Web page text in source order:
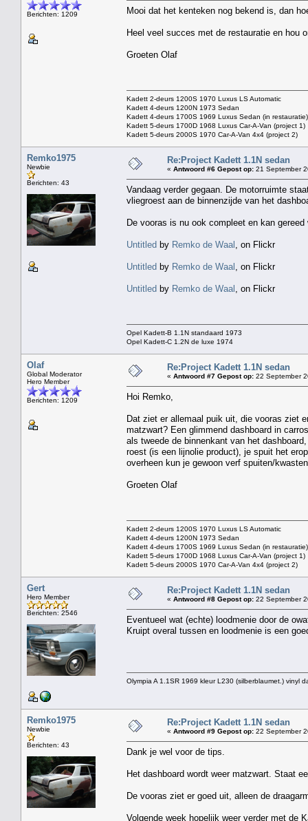
Berichten: 1209 Mooi dat het kenteken nog bekend is, dan
Heel veel succes met de restauratie en hou
Groeten Olaf
Kadett 2-deurs 1200S 1970 Luxus LS Automatic
Kadett 4-deurs 1200N 1973 Sedan
Kadett 4-deurs 1700S 1969 Luxus Sedan (in restauratie)
Kadett 5-deurs 1700D 1968 Luxus Car-A-Van (project 1)
Kadett 5-deurs 2000S 1970 Car-A-Van 4x4 (project 2)
Remko1975
Newbie
Berichten: 43
Re:Project Kadett 1.1N sedan
« Antwoord #6 Gepost op: 21 September
Vandaag verder gegaan. De motorruimte
vliegroest aan de binnenzijde van het
De vooras is nu ook compleet en kan
Untitled by Remko de Waal , on Flickr
Untitled by Remko de Waal , on Flickr
Untitled by Remko de Waal , on Flickr
Opel Kadett-B 1.1N standaard 1973
Opel Kadett-C 1.2N de luxe 1974
Olaf
Global Moderator
Hero Member
Berichten: 1209
Re:Project Kadett 1.1N sedan
« Antwoord #7 Gepost op: 22 September
Hoi Remko,
Dat ziet er allemaal puik uit, die vooras ziet
matzwart? Een glimmend dashboard in
als tweede de binnenkant van het
roest (is een lijnolie product), je spuit het
overheen kun je gewoon verf spuiten/
Groeten Olaf
Kadett 2-deurs 1200S 1970 Luxus LS Automatic
Kadett 4-deurs 1200N 1973 Sedan
Kadett 4-deurs 1700S 1969 Luxus Sedan (in restauratie)
Kadett 5-deurs 1700D 1968 Luxus Car-A-Van (project 1)
Kadett 5-deurs 2000S 1970 Car-A-Van 4x4 (project 2)
Gert
Hero Member
Berichten: 2546
Re:Project Kadett 1.1N sedan
« Antwoord #8 Gepost op: 22 September
Eventueel wat (echte) loodmenie door de
Kruipt overal tussen en loodmenie is een
Olympia A 1.1SR 1969 kleur L230 (silberblaumet.) vinyl
Remko1975
Newbie
Berichten: 43
Re:Project Kadett 1.1N sedan
« Antwoord #9 Gepost op: 22 September
Dank je wel voor de tips.
Het dashboard wordt weer matzwart. Staat
De vooras ziet er goed uit, alleen de
Volgende week hopelijk weer verder met de